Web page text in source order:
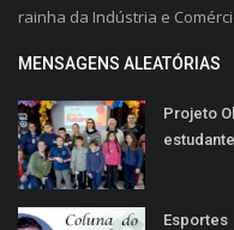
rainha da Indústria e
MENSAGENS ALEATÓRIAS
Projeto
Esportes